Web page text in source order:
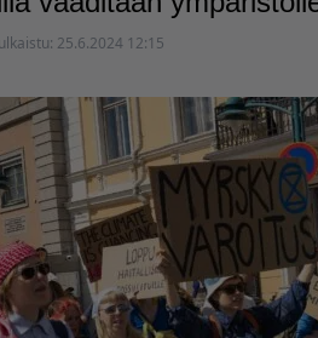
25.6.2024 12:15